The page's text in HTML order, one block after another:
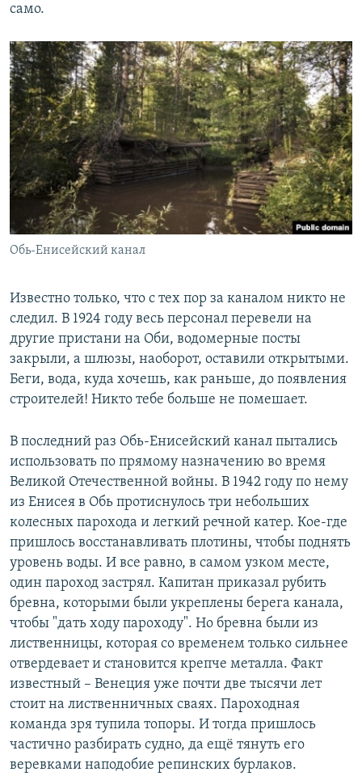
само.
Обь-Енисейский канал
Известно только, что с тех пор за каналом никто не
следил. В 1924 году весь персонал перевели на
другие пристани на Оби, водомерные посты
закрыли, а шлюзы, наоборот, оставили открытыми.
Беги, вода, куда хочешь, как раньше, до появления
строителей! Никто тебе больше не помешает.
В последний раз Обь-Енисейский канал пытались
использовать по прямому назначению во время
Великой Отечественной войны. В 1942 году по нему
из Енисея в Обь протиснулось три небольших
колесных парохода и легкий речной катер. Кое-где
пришлось восстанавливать плотины, чтобы поднять
уровень воды. И все равно, в самом узком месте,
один пароход застрял. Капитан приказал рубить
бревна, которыми были укреплены берега канала,
чтобы "дать ходу пароходу". Но бревна были из
лиственницы, которая со временем только сильнее
отвердевает и становится крепче металла. Факт
известный – Венеция уже почти две тысячи лет
стоит на лиственничных сваях. Пароходная
команда зря тупила топоры. И тогда пришлось
частично разбирать судно, да ещё тянуть его
веревками наподобие репинских бурлаков.